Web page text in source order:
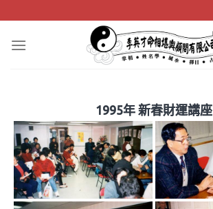
to
content
1995年 新春財運講座